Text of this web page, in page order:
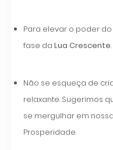
Para elevar o poder
fase da Lua Crescente.
Não se esqueça de
relaxante. Sugerimos
se mergulhar em
Prosperidade.